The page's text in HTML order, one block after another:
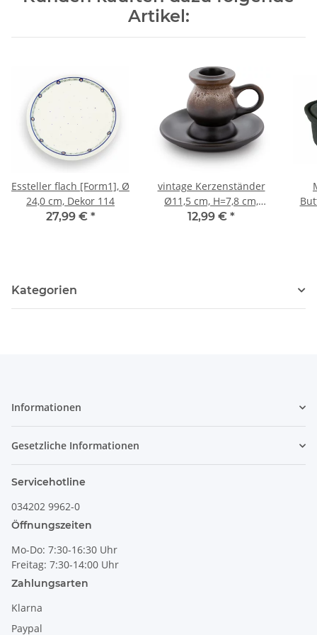
Artikel:
Essteller flach [Form1], Ø
24,0 cm, Dekor 114
27,99 € *
vintage Kerzenständer
Ø11,5 cm, H=7,8 cm,
Dekor ZACIEK
12,99 € *
Kategorien
Informationen
Gesetzliche Informationen
Servicehotline
034202 9962-0
Öffnungszeiten
Mo-Do: 7:30-16:30 Uhr
Freitag: 7:30-14:00 Uhr
Zahlungsarten
Klarna
Paypal